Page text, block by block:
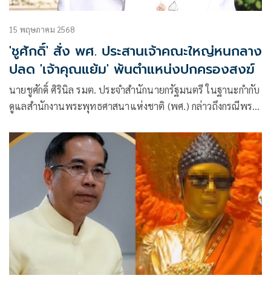
15 พฤษภาคม 2568
'ชูศักดิ์' สั่ง พศ. ประสานเจ้าคณะใหญ่หนกลาง
ปลด 'เจ้าคุณแย้ม' พ้นตำแหน่งปกครองสงฆ์
นายชูศักดิ์ ศิรินิล รมต. ประจำสำนักนายกรัฐมนตรี ในฐานะกำกับ
ดูแลสำนักงานพระพุทธศาสนาแห่งชาติ (พศ.) กล่าวถึงกรณีพระ
และเจ้าคณะภาค 14 เข้าพบตำรวจ